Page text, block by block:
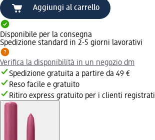
Aggiungi al carrello
Disponibile per la consegna
Spedizione standard in 2-5 giorni lavorativi
Verifica la disponibilità in un negozio dm
Spedizione gratuita a partire da 49 €
Reso facile e gratuito
Ritiro express gratuito per i clienti registrati